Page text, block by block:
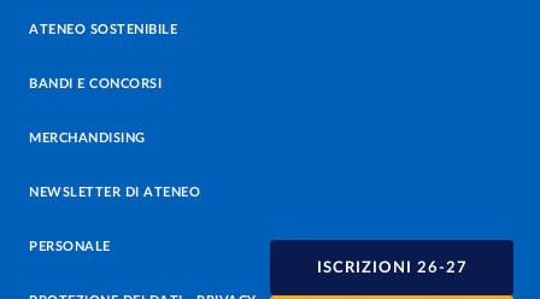
ISCRIZIONI 26-27
ATENEO SOSTENIBILE
BANDI E CONCORSI
MERCHANDISING
NEWSLETTER DI ATENEO
PERSONALE